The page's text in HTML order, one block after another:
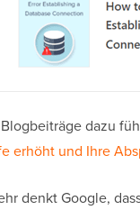
dazu
erhöht und Ihre
denkt Google,